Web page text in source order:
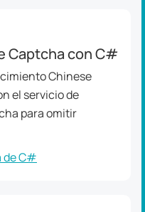
Captcha con C#
Chinese
el servicio de
para omitir
de C#